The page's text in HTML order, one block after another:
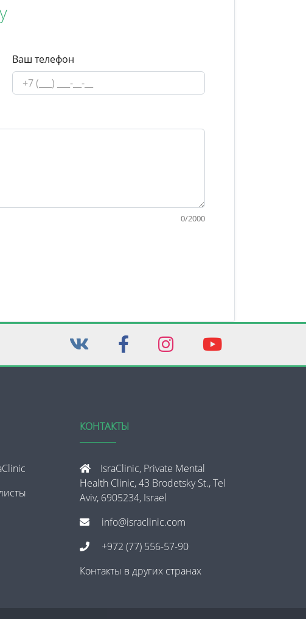
Ваш телефон
0/2000
КОНТАКТЫ
IsraClinic, Private Mental
Health Clinic, 43 Brodetsky St., Tel
Aviv, 6905234, Israel
info@israclinic.com
+972 (77) 556-57-90
Контакты в других странах